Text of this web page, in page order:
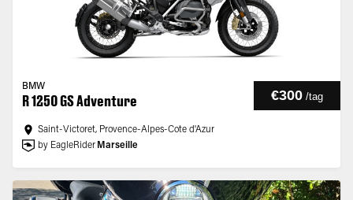
BMW
R 1250 GS Adventure €300 /tag
Saint-Victoret, Provence-Alpes-Cote d'Azur
by EagleRider Marseille